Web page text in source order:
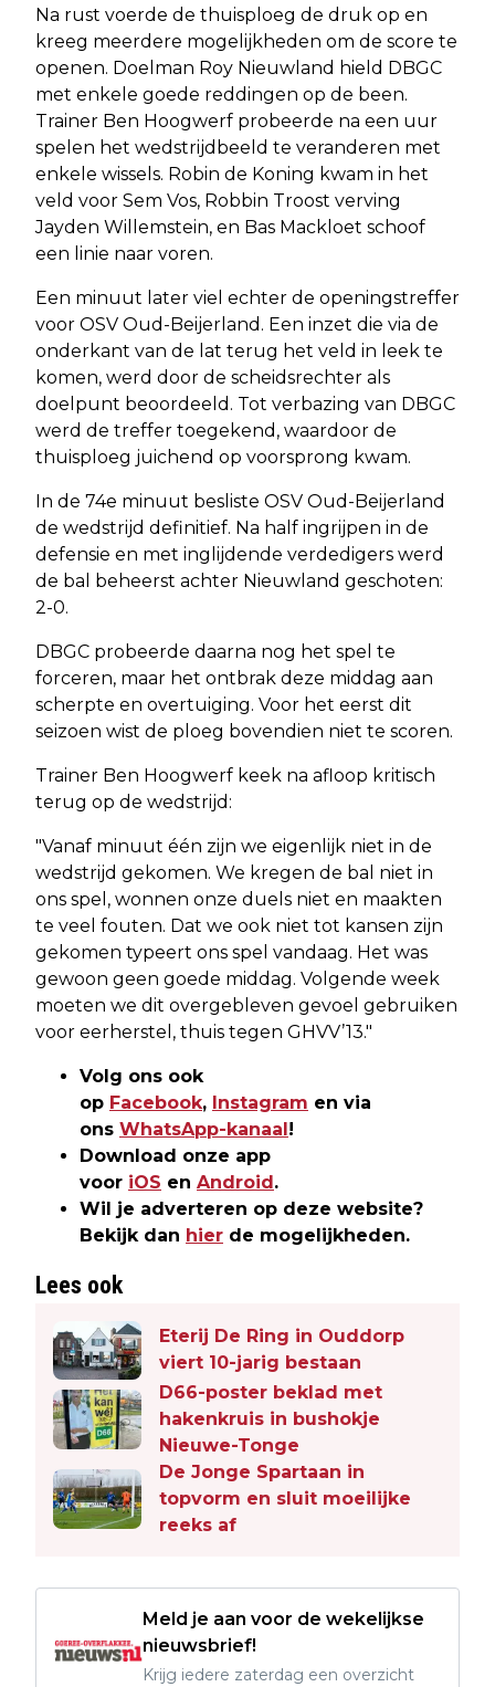
Na rust voerde de thuisploeg de druk op en
kreeg meerdere mogelijkheden om de score te
openen. Doelman Roy Nieuwland hield DBGC
met enkele goede reddingen op de been.
Trainer Ben Hoogwerf probeerde na een uur
spelen het wedstrijdbeeld te veranderen met
enkele wissels. Robin de Koning kwam in het
veld voor Sem Vos, Robbin Troost verving
Jayden Willemstein, en Bas Mackloet schoof
een linie naar voren.
Een minuut later viel echter de openingstreffer
voor OSV Oud-Beijerland. Een inzet die via de
onderkant van de lat terug het veld in leek te
komen, werd door de scheidsrechter als
doelpunt beoordeeld. Tot verbazing van DBGC
werd de treffer toegekend, waardoor de
thuisploeg juichend op voorsprong kwam.
In de 74e minuut besliste OSV Oud-Beijerland
de wedstrijd definitief. Na half ingrijpen in de
defensie en met inglijdende verdedigers werd
de bal beheerst achter Nieuwland geschoten:
2-0.
DBGC probeerde daarna nog het spel te
forceren, maar het ontbrak deze middag aan
scherpte en overtuiging. Voor het eerst dit
seizoen wist de ploeg bovendien niet te scoren.
Trainer Ben Hoogwerf keek na afloop kritisch
terug op de wedstrijd:
"Vanaf minuut één zijn we eigenlijk niet in de
wedstrijd gekomen. We kregen de bal niet in
ons spel, wonnen onze duels niet en maakten
te veel fouten. Dat we ook niet tot kansen zijn
gekomen typeert ons spel vandaag. Het was
gewoon geen goede middag. Volgende week
moeten we dit overgebleven gevoel gebruiken
voor eerherstel, thuis tegen GHVV’13."
Volg ons ook
op Facebook, Instagram en via
ons WhatsApp-kanaal!
Download onze app
voor iOS en Android.
Wil je adverteren op deze website?
Bekijk dan hier de mogelijkheden.
Lees ook
Eterij De Ring in Ouddorp
viert 10-jarig bestaan
D66-poster beklad met
hakenkruis in bushokje
Nieuwe-Tonge
De Jonge Spartaan in
topvorm en sluit moeilijke
reeks af
Meld je aan voor de wekelijkse
nieuwsbrief!
Krijg iedere zaterdag een overzicht